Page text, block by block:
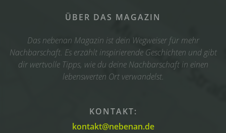
ÜBER DAS MAGAZIN
Das nebenan Magazin ist dein Wegweiser für mehr
Nachbarschaft. Es erzählt inspirierende Geschichten und gibt
dir wertvolle Tipps, wie du deine Nachbarschaft in einen
lebenswerten Ort verwandelst.
KONTAKT:
kontakt@nebenan.de